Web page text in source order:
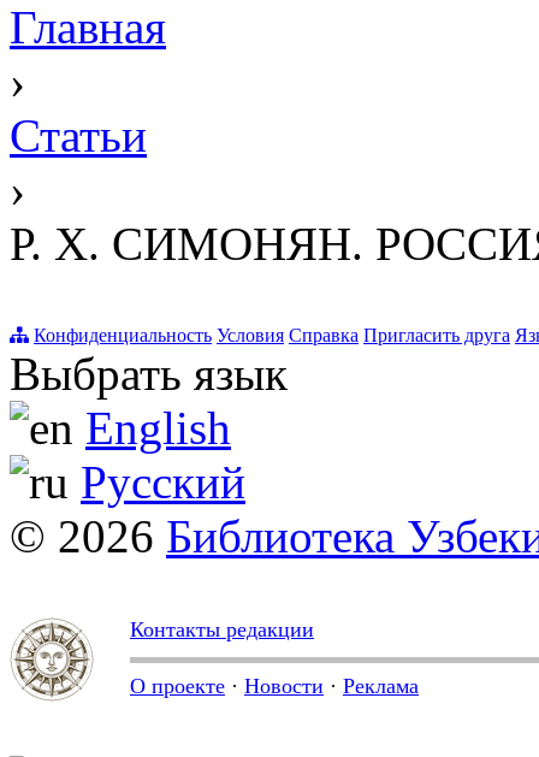
Главная
›
Статьи
›
Р. Х. СИМОНЯН.
Конфиденциальность Условия Справка Пригласить друга
Выбрать язык
English
Русский
© 2026 Библиотека
Контакты редакции
О проекте · Новости · Реклама